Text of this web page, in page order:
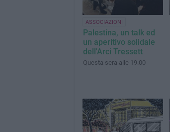
ASSOCIAZIONI
Palestina, un talk ed
un aperitivo solidale
dell'Arci Tressett
Questa sera alle 19.00